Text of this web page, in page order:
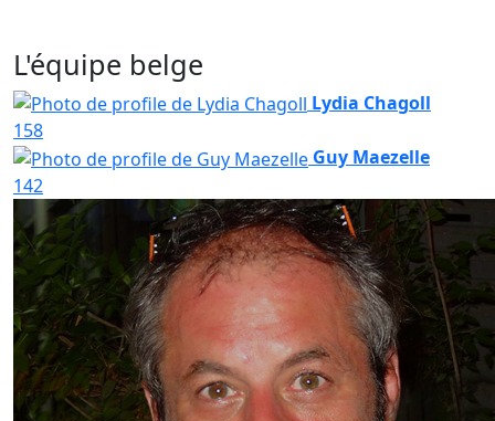
L'équipe belge
Lydia Chagoll
158
Guy Maezelle
142